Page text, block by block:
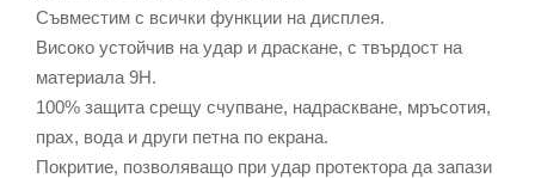
Съвместим с всички функции на дисплея.
Високо устойчив на удар и драскане, с твърдост на
материала 9Н.
100% защита срещу счупване, надраскване, мръсотия,
прах, вода и други петна по екрана.
Покритие, позволяващо при удар протектора да запази